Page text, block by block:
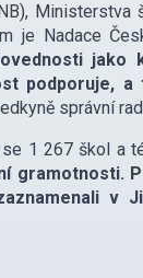
je Nadace
jako
podporuje,
správní
se 1 267 škol a
gramotnosti.
v